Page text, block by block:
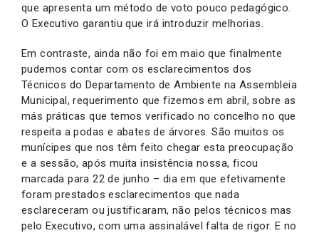
que apresenta um método de voto pouco pedagógico.
O Executivo garantiu que irá introduzir melhorias.
Em contraste, ainda não foi em maio que finalmente
pudemos contar com os esclarecimentos dos
Técnicos do Departamento de Ambiente na Assembleia
Municipal, requerimento que fizemos em abril, sobre as
más práticas que temos verificado no concelho no que
respeita a podas e abates de árvores. São muitos os
munícipes que nos têm feito chegar esta preocupação
e a sessão, após muita insistência nossa, ficou
marcada para 22 de junho – dia em que efetivamente
foram prestados esclarecimentos que nada
esclareceram ou justificaram, não pelos técnicos mas
pelo Executivo, com uma assinalável falta de rigor. E no